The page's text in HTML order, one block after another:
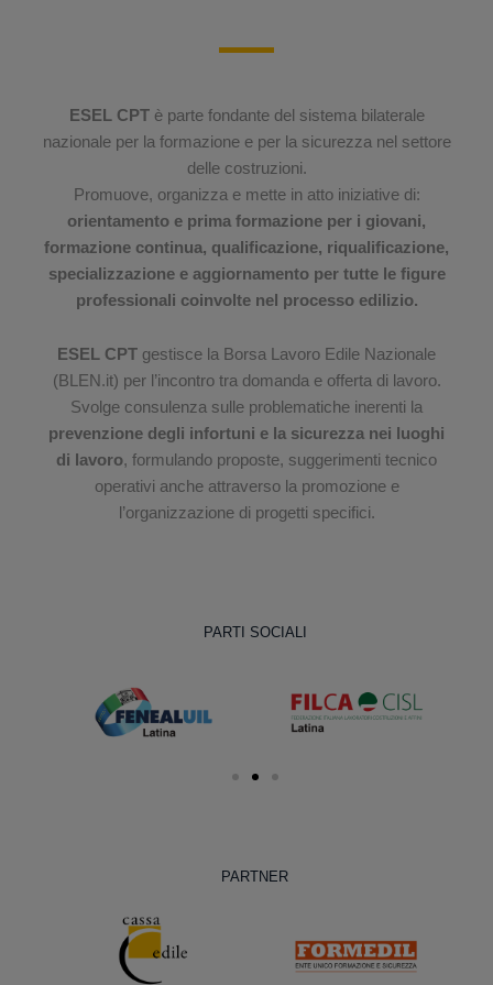
ESEL CPTè parte fondante del sistema bilaterale
nazionale per la formazione e per la sicurezza nel settore
delle costruzioni.
Promuove, organizza e mette in atto iniziative di:
orientamento e prima formazione per i giovani,
formazione continua, qualificazione, riqualificazione,
specializzazione e aggiornamento per tutte le figure
professionali coinvolte nel processo edilizio.
ESEL CPT gestisce la Borsa Lavoro Edile Nazionale
(BLEN.it) per l’incontro tra domanda e offerta di lavoro.
Svolge consulenza sulle problematiche inerenti la
prevenzione degli infortuni e la sicurezza nei luoghi
di lavoro, formulando proposte, suggerimenti tecnico
operativi anche attraverso la promozione e
l’organizzazione di progetti specifici.
PARTI SOCIALI
PARTNER